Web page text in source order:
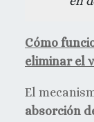
Cómo
eliminar el
El
absorción